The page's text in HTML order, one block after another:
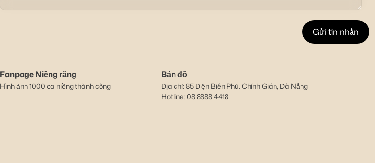
Fanpage Niềng răng
Hình ảnh 1000 ca niềng thành công
Bản đồ
Địa chỉ: 85 Điện Biên Phủ. Chính Gián, Đà Nẵng
Hotline: 08 8888 4418